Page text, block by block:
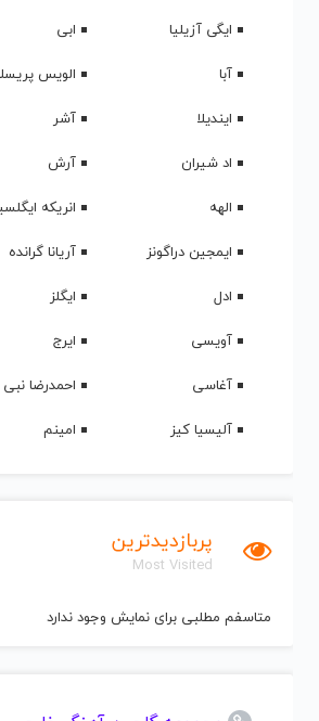
ایگی آزیلیا
ابی
آبا
الویس
ایندیلا
آشر
اد شیران
آرش
الهه
انریکه
ایمجین دراگونز
آریانا گرانده
ادل
ایگلز
آویسی
ایرج
آغاسی
احمدرضا نبی
آلیسیا کیز
امینم
پربازدیدترین
Most Visited
متاسفم مطلبی برای نمایش وجود ندارد